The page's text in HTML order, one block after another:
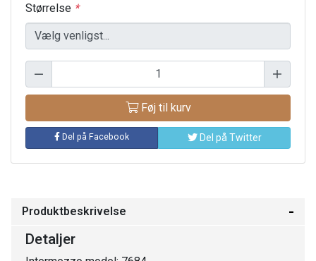
Størrelse *
Føj til kurv
Del på Facebook Del på Twitter
Produktbeskrivelse
Detaljer